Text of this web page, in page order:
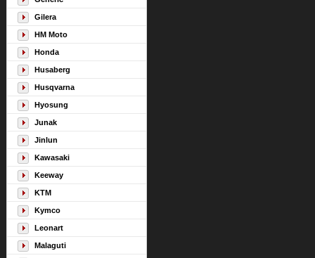
Gilera
HM Moto
Honda
Husaberg
Husqvarna
Hyosung
Junak
Jinlun
Kawasaki
Keeway
KTM
Kymco
Leonart
Malaguti